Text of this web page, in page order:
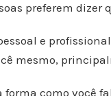
preferem
e
mesmo,
forma como você